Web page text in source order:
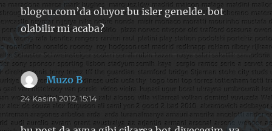
blogcu.com’da oluyor bu isler genelde. bot
olabilir mi acaba?
Muzo Bdedi
ki:
24 Kasım 2012, 15:14